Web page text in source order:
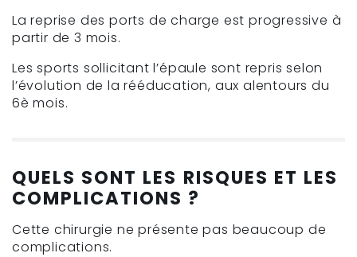
La reprise des ports de charge est progressive à
partir de 3 mois.
Les sports sollicitant l’épaule sont repris selon
l’évolution de la rééducation, aux alentours du
6è mois.
QUELS SONT LES RISQUES ET LES
COMPLICATIONS ?
Cette chirurgie ne présente pas beaucoup de
complications.